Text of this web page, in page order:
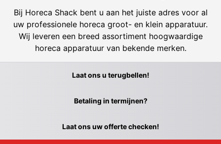
Bij Horeca Shack bent u aan het juiste adres voor al
uw professionele horeca groot- en klein apparatuur.
Wij leveren een breed assortiment hoogwaardige
horeca apparatuur van bekende merken.
Laat ons u terugbellen!
Betaling in termijnen?
Laat ons uw offerte checken!